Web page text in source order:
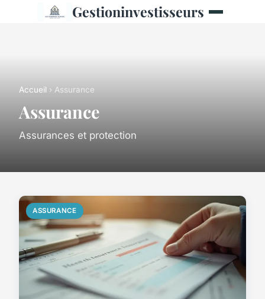
Gestioninvestisseurs
Accueil › Assurance
Assurance
Assurances et protection
ASSURANCE